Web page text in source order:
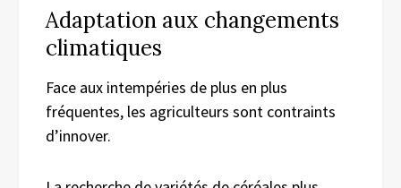
Adaptation aux changements
climatiques
Face aux intempéries de plus en plus
fréquentes, les agriculteurs sont contraints
d’innover.